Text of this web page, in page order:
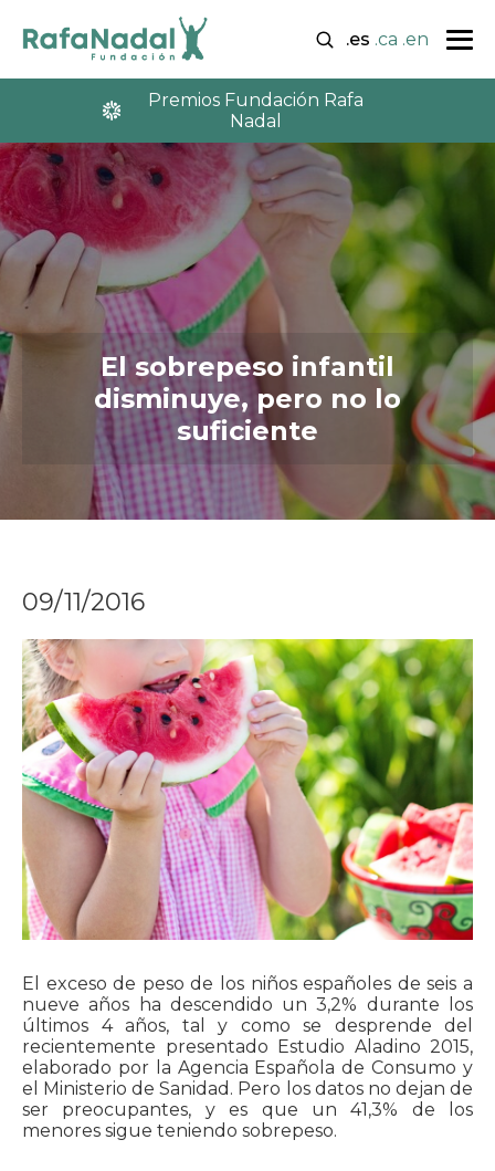
.es .ca .en
Premios Fundación Rafa
Nadal
El sobrepeso infantil
disminuye, pero no lo
suficiente
09/11/2016
El exceso de peso de los niños españoles de seis a
nueve años ha descendido un 3,2% durante los
últimos 4 años, tal y como se desprende del
recientemente presentado Estudio Aladino 2015,
elaborado por la Agencia Española de Consumo y
el Ministerio de Sanidad. Pero los datos no dejan de
ser preocupantes, y es que un 41,3% de los
menores sigue teniendo sobrepeso.